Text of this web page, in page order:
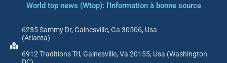
World top news (Wtop): l'Information à bonne source
6235 Sammy Dr, Gainesville, Ga 30506, Usa
(Atlanta)
6912 Traditions Trl, Gainesville, Va 20155, Usa (Washington